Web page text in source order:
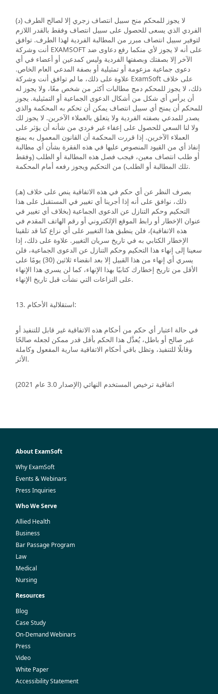
(د) لا يجوز للمحكم منح سبيل انتصاف زجري إلا لصالح الطرف
الفردي الذي يسعى للحصول على سبيل انتصاف وفقط بالقدر اللازم
لتوفير سبيل انتصاف مبرر من المطالبة الفردية لهذا الطرف. توافق
أنت وشركة EXAMSOFT على أنه لا يجوز لأي منكما رفع دعاوى ضد
الآخر إلا بصفتك وبصفتها الفردية وليس كمدعين أو أعضاء في أي
دعوى جماعية مزعومة أو تمثيلية أو بصفة المدعي العام الخاص.
علاوة على ذلك، ما لم توافق أنت وشركة ExamSoft على خلاف
ذلك، لا يجوز للمحكم دمج مطالبات أكثر من شخص معًا، ولا يجوز له
أن يرأس أي شكل من أشكال الدعوى الجماعية أو التمثيلية. يجوز
للمحكم أن يمنح أي سبيل انتصاف يمكن أن تحكم به المحكمة والذي
يصدر للمدعي بصفته الفردية ولا يتعلق بالعملاء الآخرين. لا يجوز لك
ولا لنا السعي للحصول على إعفاء غير فردي من شأنه أن يؤثر على
العملاء الآخرين. إذا قررت المحكمة أن القانون المعمول به يمنع
إنفاذ أي من القيود المنصوص عليها في هذه الفقرة بشأن أي مطالبة
أو طلب انتصاف معين، فيجب فصل هذه المطالبة أو الطلب (وفقط
تلك المطالبة أو الطلب) من التحكيم ويجوز رفعه أمام المحكمة.
(هـ) بصرف النظر عن أي حكم في هذه الاتفاقية ينص على خلاف
ذلك، نوافق على أنه إذا أجرينا أي تغيير في المستقبل على هذا
التحكيم وحكم التنازل عن الدعوى الجماعية (بخلاف أي تغيير في
عنوان الإخطار أو رابط الموقع الإلكتروني أو رقم الهاتف المقدم في
هذه الاتفاقية)، فلن ينطبق هذا التغيير على أي نزاع كنا قد تلقينا
الإخطار الكتابي به في تاريخ سريان التغيير. علاوة على ذلك، إذا
سعينا إلى إنهاء هذا التحكيم وحكم التنازل عن الدعوى الجماعية، فلن
يسري أي إنهاء من هذا القبيل إلا بعد انقضاء ثلاثين (30) يومًا على
الأقل من تاريخ إخطارك كتابيًا بهذا الإنهاء، كما لن يسري هذا الإنهاء
على النزاعات التي نشأت قبل تاريخ الإنهاء.
13. استقلالية الأحكام:
في حالة اعتبار أي حكم من أحكام هذه الاتفاقية غير قابل للتنفيذ أو
غير صالح أو باطل، يُعدَّل هذا الحكم بأقل قدر ممكن لجعله صالحًا
وقابلًا للتنفيذ، وتظل باقي أحكام الاتفاقية سارية المفعول وكاملة
الأثر.
اتفاقية ترخيص المستخدم النهائي (الإصدار 3.0 عام 2021)
About ExamSoft
Why ExamSoft
Events & Webinars
Press Inquiries
Who We Serve
Allied Health
Business
Bar Passage Program
Law
Medical
Nursing
Resources
Blog
Case Study
On-Demand Webinars
Press
Video
White Paper
Accessibility Statement